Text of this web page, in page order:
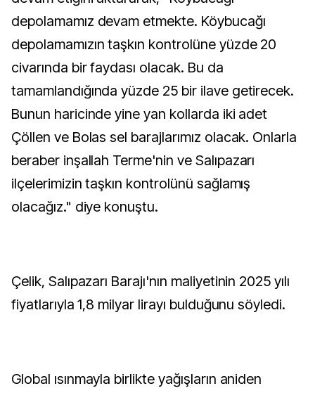
depolamamız devam etmekte. Köybucağı
depolamamızın taşkın kontrolüne yüzde 20
civarında bir faydası olacak. Bu da
tamamlandığında yüzde 25 bir ilave getirecek.
Bunun haricinde yine yan kollarda iki adet
Çöllen ve Bolas sel barajlarımız olacak. Onlarla
beraber inşallah Terme'nin ve Salıpazarı
ilçelerimizin taşkın kontrolünü sağlamış
olacağız." diye konuştu.
Çelik, Salıpazarı Barajı'nın maliyetinin 2025 yılı
fiyatlarıyla 1,8 milyar lirayı bulduğunu söyledi.
Global ısınmayla birlikte yağışların aniden